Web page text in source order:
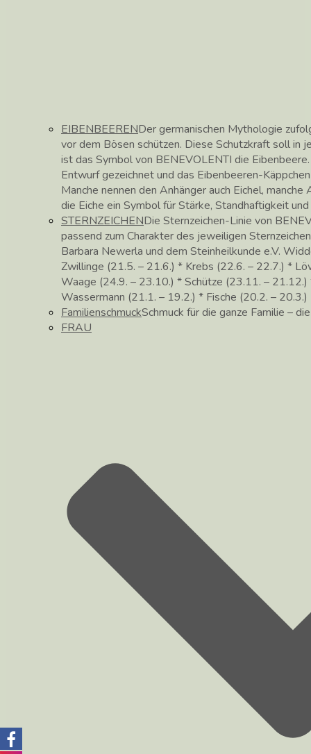
EIBENBEERENDer germanischen Mythologie
vor dem Bösen schützen. Diese Schutzkraft soll in
ist das Symbol von BENEVOLENTI die
Entwurf gezeichnet und das Eibenbeeren-
Manche nennen den Anhänger auch Eichel,
die Eiche ein Symbol für Stärke, Standhaftigkeit
STERNZEICHENDie Sternzeichen-Linie von
passend zum Charakter des jeweiligen
Barbara Newerla und dem Steinheilkunde e.V.
Zwillinge (21.5. – 21.6.) * Krebs (22.6. – 22.7.) *
Waage (24.9. – 23.10.) * Schütze (23.11. –
Wassermann (21.1. – 19.2.) * Fische (20.2. – 20.3.)
FamilienschmuckSchmuck für die ganze Familie –
FRAU